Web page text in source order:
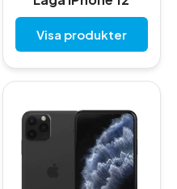
Visa produkter